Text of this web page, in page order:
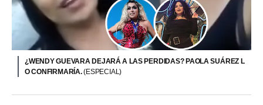
¿WENDY GUEVARA DEJARÁ A LAS PERDIDAS? PAOLA SUÁREZ L
O CONFIRMARÍA.(ESPECIAL)